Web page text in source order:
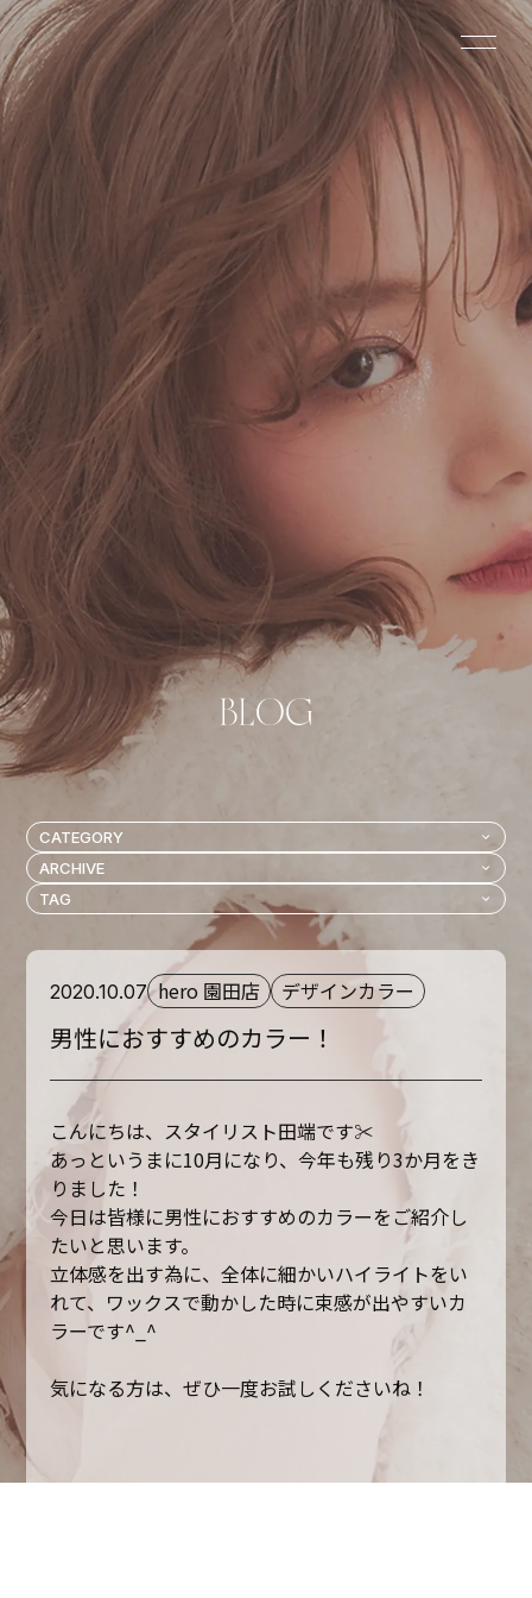
2020.10.07 hero 園田店 デザインカラー
男性におすすめのカラー！
こんにちは、スタイリスト田端です✂︎
あっというまに10月になり、今年も残り3か月をき
りました！
今日は皆様に男性におすすめのカラーをご紹介し
たいと思います。
立体感を出す為に、全体に細かいハイライトをい
れて、ワックスで動かした時に束感が出やすいカ
ラーです^_^
気になる方は、ぜひ一度お試しくださいね！